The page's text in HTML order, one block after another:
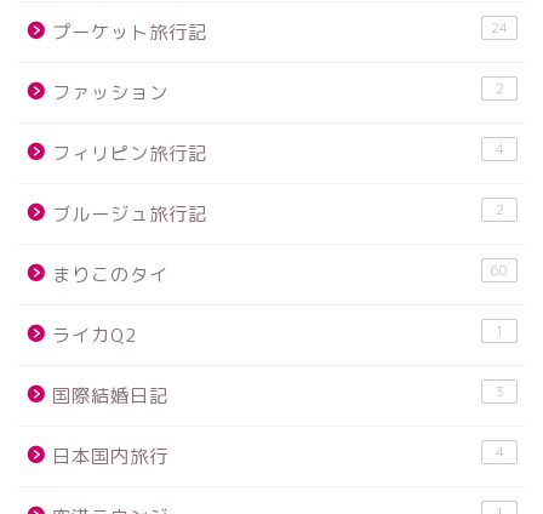
プーケット旅行記 24
ファッション 2
フィリピン旅行記 4
ブルージュ旅行記 2
まりこのタイ 60
ライカQ2 1
国際結婚日記 3
日本国内旅行 4